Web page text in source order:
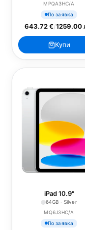
MPQA3HC/A
По заявка
643.72 €/1259.00
Купи
iPad 10.9"
64GB · Silver
MQ6J3HC/A
По заявка